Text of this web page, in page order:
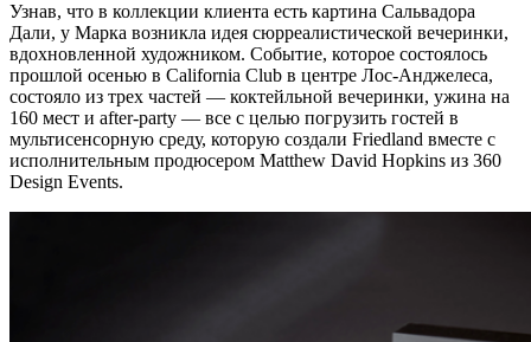
Узнав, что в коллекции клиента есть картина Сальвадора
Дали, у Марка возникла идея сюрреалистической вечеринки,
вдохновленной художником. Событие, которое состоялось
прошлой осенью в California Club в центре Лос-Анджелеса,
состояло из трех частей — коктейльной вечеринки, ужина на
160 мест и after-party — все с целью погрузить гостей в
мультисенсорную среду, которую создали Friedland вместе с
исполнительным продюсером Matthew David Hopkins из 360
Design Events.